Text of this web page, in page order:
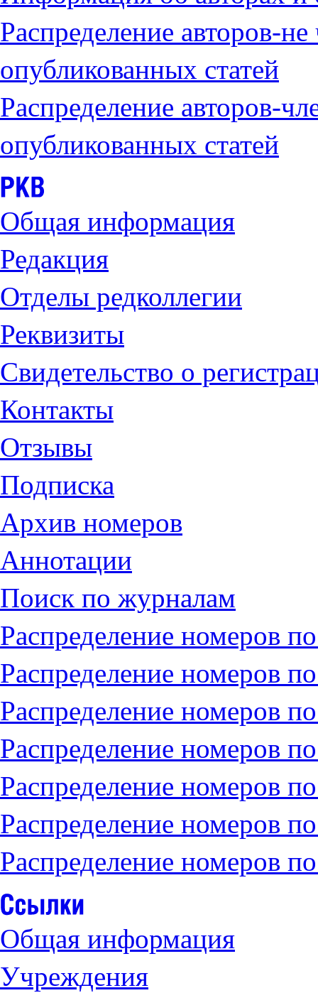
Распределение авторов-
опубликованных статей
Распределение авторов-
опубликованных статей
Общая информация
Редакция
Отделы редколлегии
Реквизиты
Свидетельство о
Контакты
Отзывы
Подписка
Архив номеров
Аннотации
Поиск по журналам
Распределение номеров
Распределение номеров
Распределение номеров
Распределение номеров
Распределение номеров по
Распределение номеров
Распределение номеров
Общая информация
Учреждения